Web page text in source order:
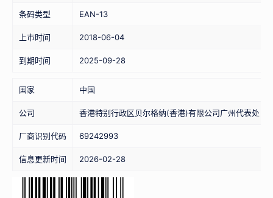
条码类型 EAN-13
上市时间 2018-06-04
到期时间 2025-09-28
国家 中国
公司 香港特别行政区贝尔格纳(香港)有限公司广州代表处
厂商识别代码 69242993
信息更新时间 2026-02-28